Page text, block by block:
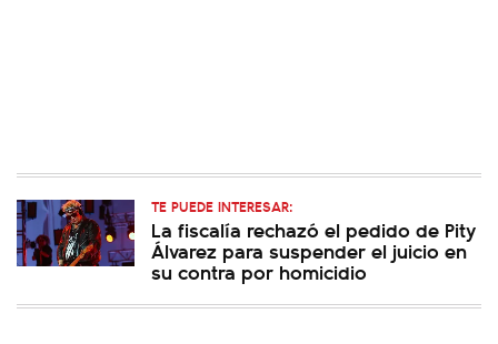
TE PUEDE INTERESAR:
La fiscalía rechazó el pedido de Pity
Álvarez para suspender el juicio en
su contra por homicidio